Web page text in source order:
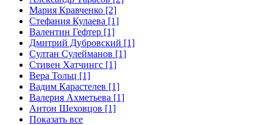
Мария Кравченко [2]
Стефания Кулаева [1]
Валентин Гефтер [1]
Дмитрий Дубровский [1]
Султан Сулейманов [1]
Стивен Хатчингс [1]
Верa Тольц [1]
Вадим Карастелев [1]
Валерия Ахметьева [1]
Антон Шеховцов [1]
Показать все